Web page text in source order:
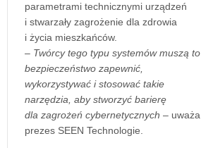
parametrami technicznymi urządzeń
i stwarzały zagrożenie dla zdrowia
i życia mieszkańców.
– Twórcy tego typu systemów muszą to
bezpieczeństwo zapewnić,
wykorzystywać i stosować takie
narzędzia, aby stworzyć barierę
dla zagrożeń cybernetycznych – uważa
prezes SEEN Technologie.